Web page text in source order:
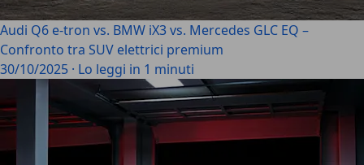
Audi Q6 e-tron vs. BMW iX3 vs. Mercedes GLC EQ –
Confronto tra SUV elettrici premium
30/10/2025 · Lo leggi in 1 minuti